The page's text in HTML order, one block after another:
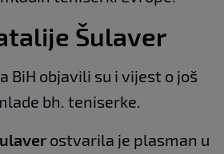
Šulaver
BiH objavili su i vijest o još
bh. teniserke.
ostvarila je plasman u